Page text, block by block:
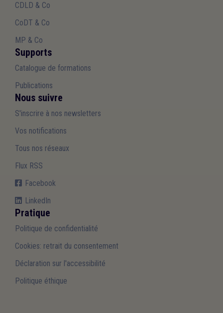
CDLD & Co
CoDT & Co
MP & Co
Supports
Catalogue de formations
Publications
Nous suivre
S'inscrire à nos newsletters
Vos notifications
Tous nos réseaux
Flux RSS
Facebook
LinkedIn
Pratique
Politique de confidentialité
Cookies: retrait du consentement
Déclaration sur l'accessibilité
Politique éthique